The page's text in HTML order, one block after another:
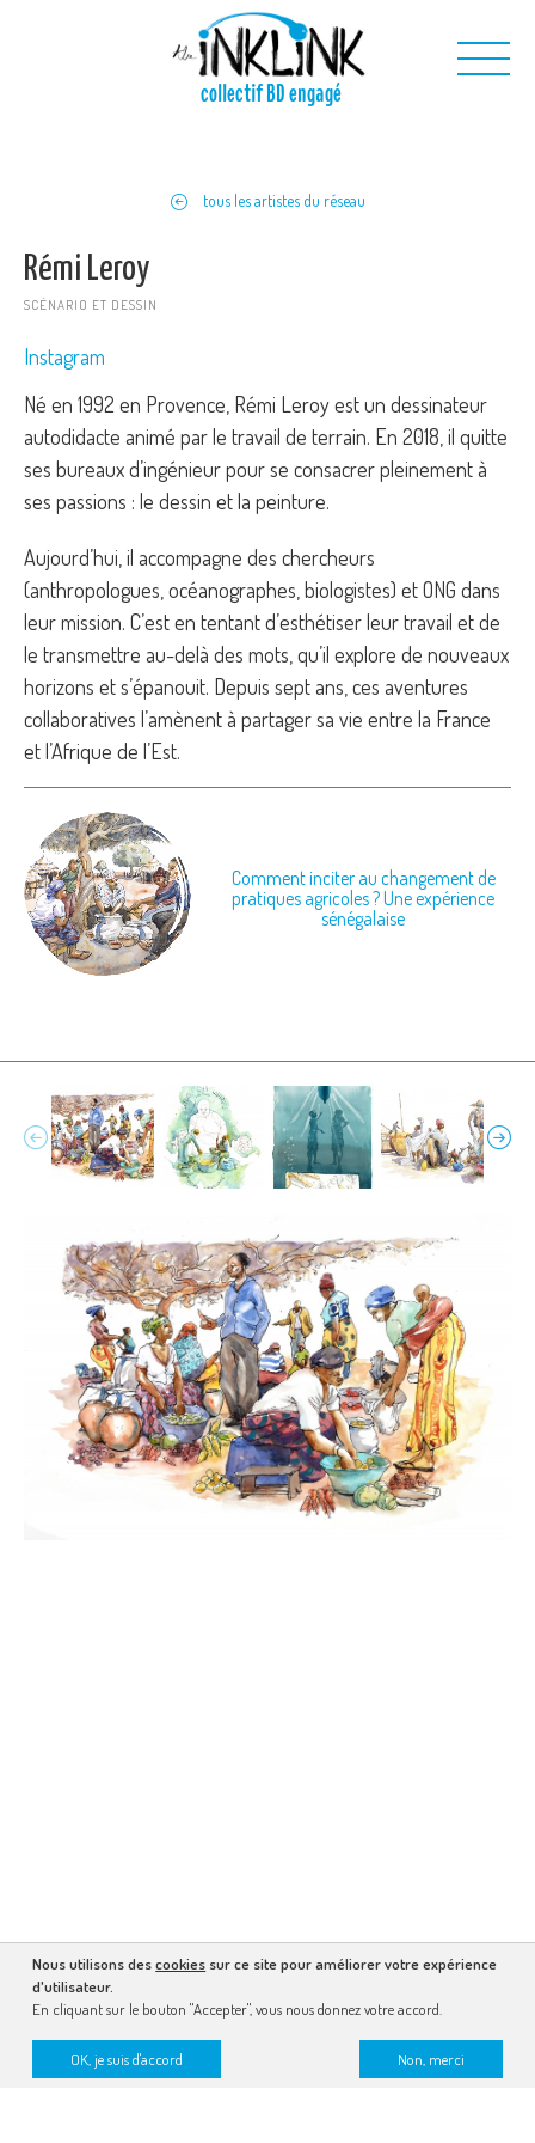
collectif BD engagé
Nos projets
tous les artistes du réseau
Rémi Leroy
SCÉNARIO ET DESSIN
Instagram
Né en 1992 en Provence, Rémi Leroy est un dessinateur
autodidacte animé par le travail de terrain. En 2018, il quitte
ses bureaux d’ingénieur pour se consacrer pleinement à
ses passions : le dessin et la peinture.
Aujourd’hui, il accompagne des chercheurs
(anthropologues, océanographes, biologistes) et ONG dans
leur mission. C’est en tentant d’esthétiser leur travail et de
le transmettre au-delà des mots, qu’il explore de nouveaux
horizons et s’épanouit. Depuis sept ans, ces aventures
collaboratives l’amènent à partager sa vie entre la France
et l’Afrique de l’Est.
Comment inciter au changement de
pratiques agricoles ? Une expérience
sénégalaise
Nous utilisons descookies sur ce site pour améliorer votre expérience
d'utilisateur.
En cliquant sur le bouton "Accepter", vous nous donnez votre accord.
OK, je suis d'accord Non, merci